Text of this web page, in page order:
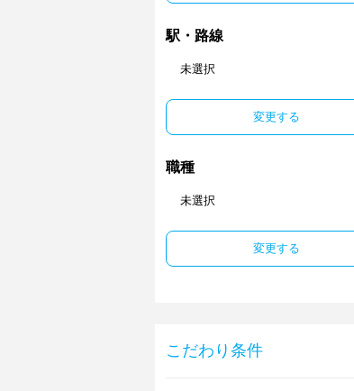
駅・路線
未選択
変更する
職種
未選択
変更する
こだわり条件